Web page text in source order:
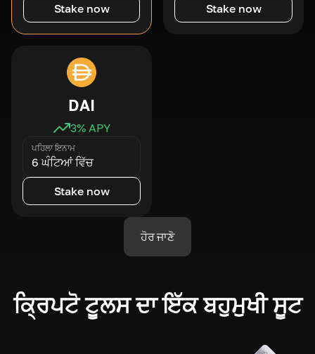
Stake now Stake now
DAI
3% APY
ਪਹਿਲਾ ਇਨਾਮ
6 ਘੰਟਿਆਂ ਵਿੱਚ
Stake now
ਹੋਰ ਜਾਣੋ
ਕ੍ਰਿਪਟੋ ਟੂਲਸ ਦਾ ਇੱਕ ਬਹੁਮੁਖੀ ਸੂਟ